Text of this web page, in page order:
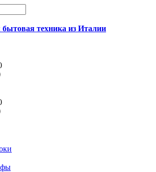
бытовая техника из Италии